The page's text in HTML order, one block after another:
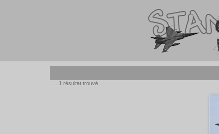
. . . 1 résultat trouvé . . .